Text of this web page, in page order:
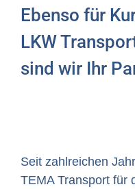
Ebenso für
LKW
sind wir Ihr
Seit zahlreichen
TEMA Transport für